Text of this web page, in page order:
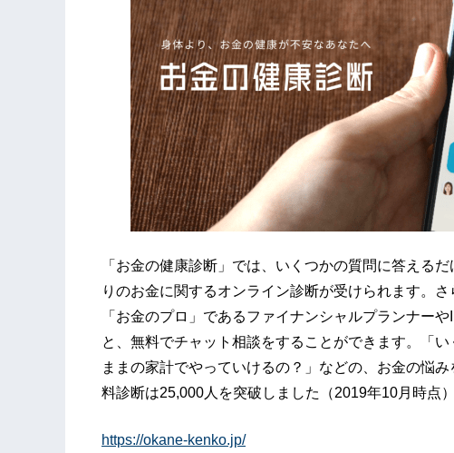
「お金の健康診断」では、いくつかの質問に答える
りのお金に関するオンライン診断が受けられます。
「お金のプロ」であるファイナンシャルプランナー
と、無料でチャット相談をすることができます。「
ままの家計でやっていけるの？」などの、お金の悩
料診断は25,000人を突破しました（2019年10月時点）
https://okane-kenko.jp/